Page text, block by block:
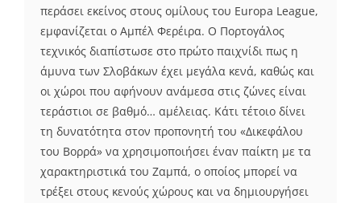
περάσει εκείνος στους ομίλους του Europa League,
εμφανίζεται ο Αμπέλ Φερέιρα. Ο Πορτογάλος
τεχνικός διαπίστωσε στο πρώτο παιχνίδι πως η
άμυνα των Σλοβάκων έχει μεγάλα κενά, καθώς και
οι χώροι που αφήνουν ανάμεσα στις ζώνες είναι
τεράστιοι σε βαθμό… αμέλειας. Κάτι τέτοιο δίνει
τη δυνατότητα στον προπονητή του «Δικεφάλου
του Βορρά» να χρησιμοποιήσει έναν παίκτη με τα
χαρακτηριστικά του Ζαμπά, ο οποίος μπορεί να
τρέξει στους κενούς χώρους και να δημιουργήσει